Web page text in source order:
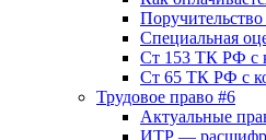
Специальная
Ст 153 ТК РФ с
Ст 65 ТК РФ с
Трудовое право #6
Актуальные
ИТР —